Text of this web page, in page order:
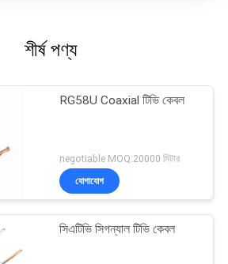
শীর্ষ পণ্য
RG58U Coaxial টিভি কেবল
negotiable MOQ:20000 মিটার
যোগাযোগ
সিএটিভি সিগন্যাল টিভি কেবল